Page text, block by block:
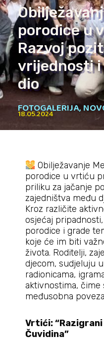
porodice u
Razvoj
vrijednosti i
dio
FOTOGALERIJA,
18.05.2024
Obilježavanje
porodice u vrtiću
priliku za jačanje
zajedništva među
Kroz različite
osjećaj
porodice i grade
koje će im biti
života. Roditelji,
djecom, sudjeluju
radionicama,
aktivnostima, čime
međusobna
Vrtići: “Razigrani
Čuvidina”